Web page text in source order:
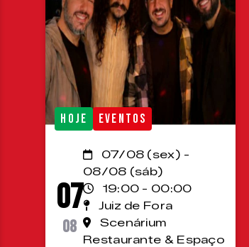
HOJE EVENTOS
07
08
07/08 (sex) -
08/08 (sáb)
19:00 - 00:00
Juiz de Fora
Scenárium
Restaurante & Espaço